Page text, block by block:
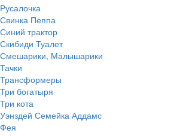
Русалочка
Свинка Пеппа
Синий трактор
Скибиди Туалет
Смешарики, Малышарики
Тачки
Трансформеры
Три богатыря
Три кота
Уэнздей Семейка Аддамс
Фея